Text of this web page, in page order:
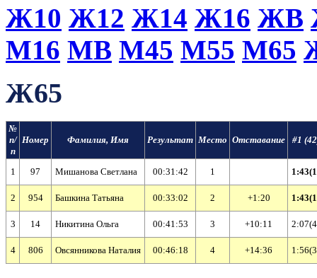
Ж10 Ж12 Ж14 Ж16 ЖВ
М16 МВ М45 М55 М65
Ж65
№
п/
п
Номер Фамилия, Имя Результат Место Отставание #1
1 97 Мишанова Светлана 00:31:42 1
2 954 Башкина Татьяна 00:33:02 2 +1:20
3 14 Никитина Ольга 00:41:53 3 +10:11
4 806 Овсянникова Наталия 00:46:18 4 +14:36